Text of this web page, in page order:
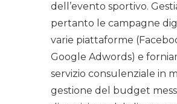
dell’evento sportivo.
pertanto le campagne
varie piattaforme
Google Adwords) e
servizio consulenziale in
gestione del budget